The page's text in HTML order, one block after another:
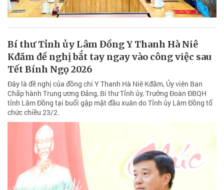
Bí thư Tỉnh ủy Lâm Đồng Y Thanh Hà Niê
Kđăm đề nghị bắt tay ngay vào công việc sau
Tết Bính Ngọ 2026
Đây là đề nghị của đồng chí Y Thanh Hà Niê Kđăm, Ủy viên Ban
Chấp hành Trung ương Đảng, Bí thư Tỉnh ủy, Trưởng Đoàn ĐBQH
tỉnh Lâm Đồng tại buổi gặp mặt đầu xuân do Tỉnh ủy Lâm Đồng tổ
chức chiều 23/2.